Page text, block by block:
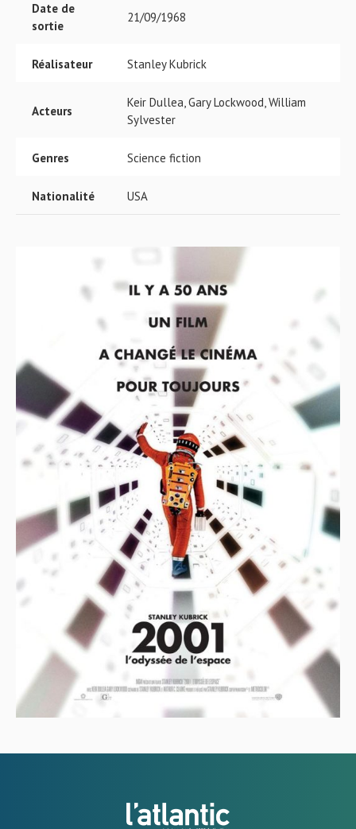
Date de
sortie
21/09/1968
Réalisateur Stanley Kubrick
Acteurs
Keir Dullea, Gary Lockwood, William
Sylvester
Genres Science fiction
Nationalité USA